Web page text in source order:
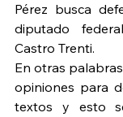
Pérez busca
diputado
Castro Trenti.
En otras
opiniones para
textos y esto